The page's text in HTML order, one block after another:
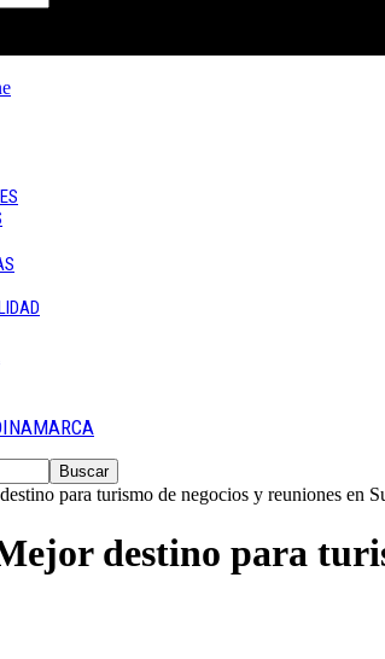
para turismo de negocios y reuniones en
destino para